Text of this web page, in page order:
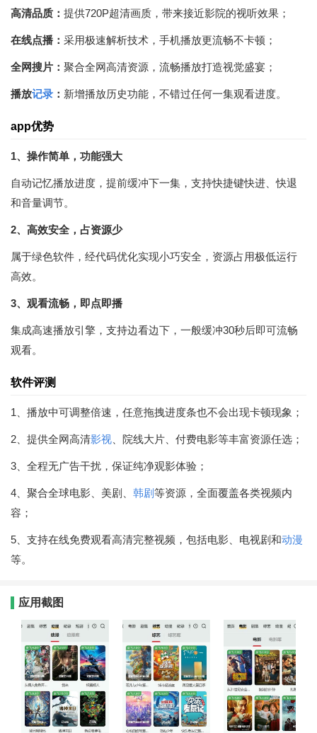
高清品质： 提供720P超清画质，带来接近影院的视听效果；
在线点播： 采用极速解析技术，手机播放更流畅不卡顿；
全网搜片： 聚合全网高清资源，流畅播放打造视觉盛宴；
播放记录 ： 新增播放历史功能，不错过任何一集观看进度。
app优势
1、操作简单，功能强大
自动记忆播放进度，提前缓冲下一集，支持快捷键快进、快退
和音量调节。
2、高效安全，占资源少
属于绿色软件，经代码优化实现小巧安全，资源占用极低运行
高效。
3、观看流畅，即点即播
集成高速播放引擎，支持边看边下，一般缓冲30秒后即可流畅
观看。
软件评测
1、播放中可调整倍速，任意拖拽进度条也不会出现卡顿现象；
2、提供全网高清影视 、院线大片、付费电影等丰富资源任选；
3、全程无广告干扰，保证纯净观影体验；
4、聚合全球电影、美剧、 韩剧等资源，全面覆盖各类视频内
容；
5、支持在线免费观看高清完整视频，包括电影、电视剧和动漫
等。
应用截图